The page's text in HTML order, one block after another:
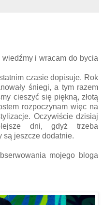
i wracam do bycia
czasie dopisuje. Rok
śniegi, a tym razem
cieszyć się piękną, złotą
rozpoczynam więc na
Oczywiście dzisiaj
dni, gdyż trzeba
są jeszcze dodatnie.
mojego bloga